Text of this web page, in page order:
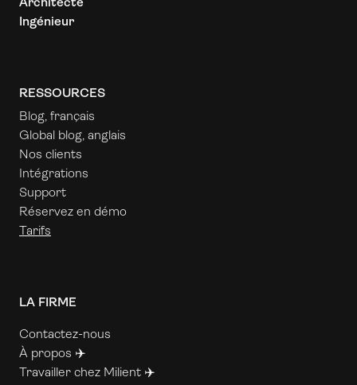
Ingénieur
RESSOURCES
Blog, français
Global blog, anglais
Nos clients
Intégrations
Support
Réservez en démo
Tarifs
LA FIRME
Contactez-nous
À propos ✈️
Travailler chez Milient ✈️